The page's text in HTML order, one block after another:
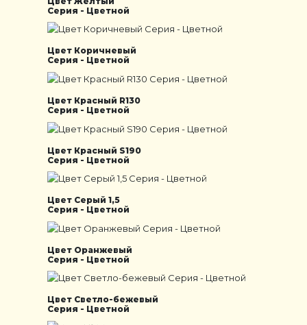
Серия - Цветной
Цвет Коричневый
Серия - Цветной
Цвет Красный R130
Серия - Цветной
Цвет Красный S190
Серия - Цветной
Цвет Серый 1,5
Серия - Цветной
Цвет Оранжевый
Серия - Цветной
Цвет Светло-бежевый
Серия - Цветной